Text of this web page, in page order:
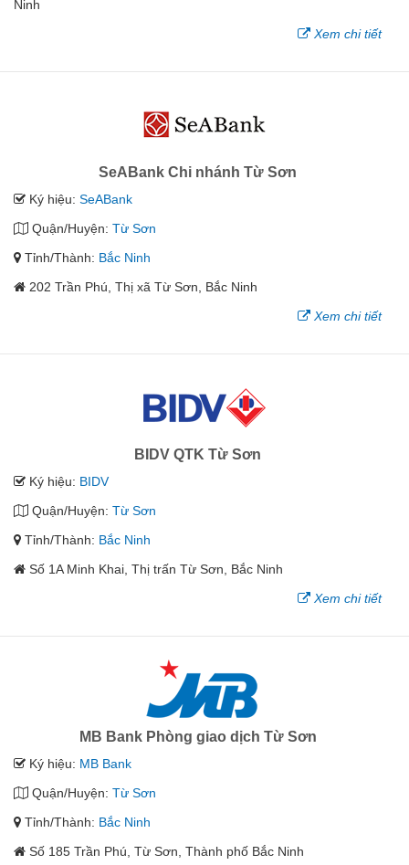
Ninh
Xem chi tiết
SeABank Chi nhánh Từ Sơn
Ký hiệu: SeABank
Quận/Huyện: Từ Sơn
Tỉnh/Thành: Bắc Ninh
202 Trần Phú, Thị xã Từ Sơn, Bắc Ninh
Xem chi tiết
BIDV QTK Từ Sơn
Ký hiệu: BIDV
Quận/Huyện: Từ Sơn
Tỉnh/Thành: Bắc Ninh
Số 1A Minh Khai, Thị trấn Từ Sơn, Bắc Ninh
Xem chi tiết
MB Bank Phòng giao dịch Từ Sơn
Ký hiệu: MB Bank
Quận/Huyện: Từ Sơn
Tỉnh/Thành: Bắc Ninh
Số 185 Trần Phú, Từ Sơn, Thành phố Bắc Ninh